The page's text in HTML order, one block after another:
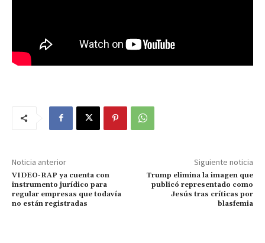
Noticia anterior
VIDEO-RAP ya cuenta con
instrumento jurídico para
regular empresas que todavía
no están registradas
Siguiente noticia
Trump elimina la imagen que
publicó representado como
Jesús tras críticas por
blasfemia